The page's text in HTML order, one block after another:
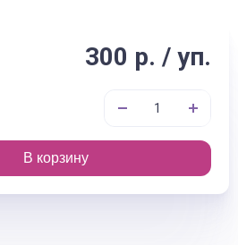
300 р. / уп.
В корзину